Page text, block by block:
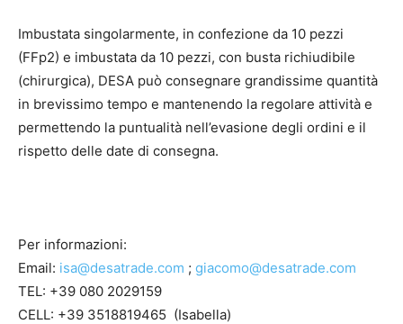
Imbustata singolarmente, in confezione da 10 pezzi
(FFp2) e imbustata da 10 pezzi, con busta richiudibile
(chirurgica), DESA può consegnare grandissime quantità
in brevissimo tempo e mantenendo la regolare attività e
permettendo la puntualità nell’evasione degli ordini e il
rispetto delle date di consegna.
Per informazioni:
Email: isa@desatrade.com ; giacomo@desatrade.com
TEL: +39 080 2029159
CELL: +39 3518819465 (Isabella)